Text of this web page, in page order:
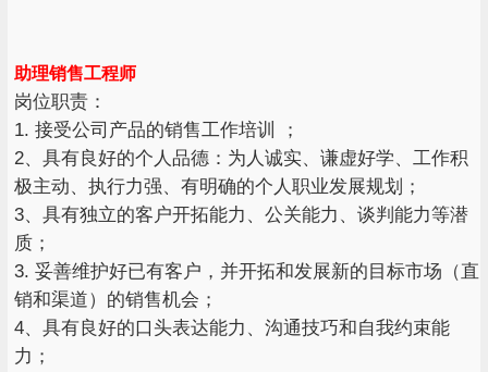
助理销售工程师
岗位职责：
1. 接受公司产品的销售工作培训 ；
2、具有良好的个人品德：为人诚实、谦虚好学、工作积
极主动、执行力强、有明确的个人职业发展规划；
3、具有独立的客户开拓能力、公关能力、谈判能力等潜
质；
3. 妥善维护好已有客户，并开拓和发展新的目标市场（直
销和渠道）的销售机会；
4、具有良好的口头表达能力、沟通技巧和自我约束能
力；